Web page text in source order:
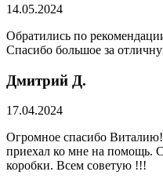
14.05.2024
Обратились по
Спасибо большое за
Дмитрий Д.
17.04.2024
Огромное спасибо
приехал ко мне на помощь.
коробки. Всем советую !!!